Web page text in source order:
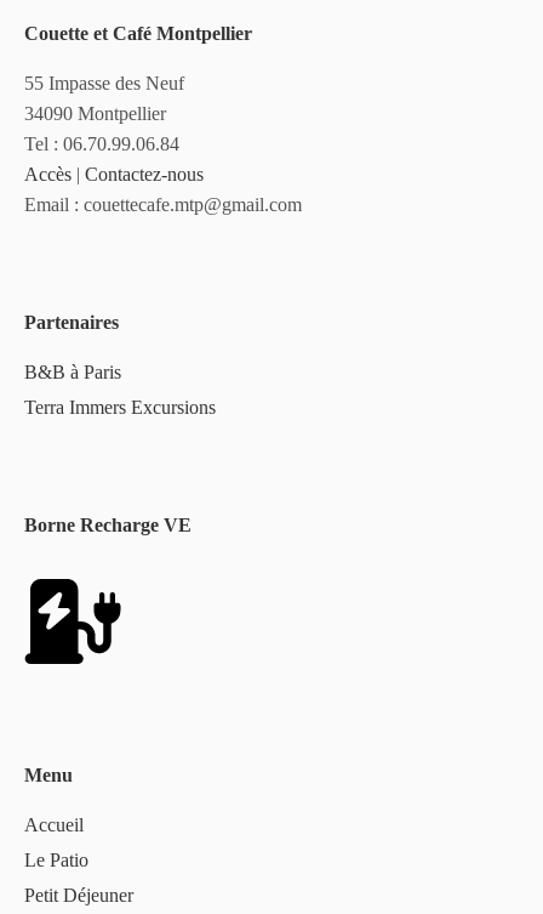
Couette et Café Montpellier
55 Impasse des Neuf
34090 Montpellier
Tel : 06.70.99.06.84
Accès
Contactez-nous
Email : couettecafe.mtp@gmail.com
Partenaires
B&B à Paris
Terra Immers Excursions
Borne Recharge VE
Menu
Accueil
Le Patio
Petit Déjeuner